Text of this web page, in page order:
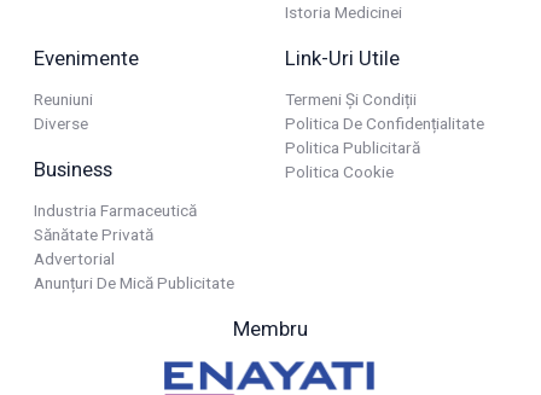
Istoria Medicinei
Evenimente
Reuniuni
Diverse
Business
Industria Farmaceutică
Sănătate Privată
Advertorial
Anunțuri De Mică Publicitate
Link-Uri Utile
Termeni Și Condiții
Politica De Confidențialitate
Politica Publicitară
Politica Cookie
Membru